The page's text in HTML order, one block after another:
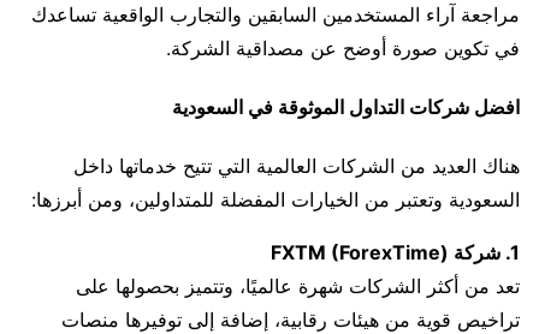
مراجعة آراء المستخدمين السابقين والتجارب الواقعية تساعدك
في تكوين صورة أوضح عن مصداقية الشركة.
افضل شركات التداول الموثوقة في السعودية
هناك العديد من الشركات العالمية التي تتيح خدماتها داخل
السعودية وتعتبر من الخيارات المفضلة للمتداولين، ومن أبرزها:
1. شركة FXTM (ForexTime)
تعد من أكثر الشركات شهرة عالميًا، وتتميز بحصولها على
تراخيص قوية من هيئات رقابية، إضافة إلى توفيرها منصات